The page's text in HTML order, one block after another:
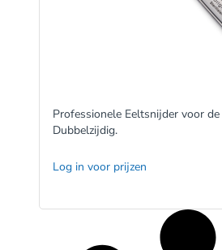
Professionele Eeltsnijder voor de
Dubbelzijdig.
Log in voor prijzen